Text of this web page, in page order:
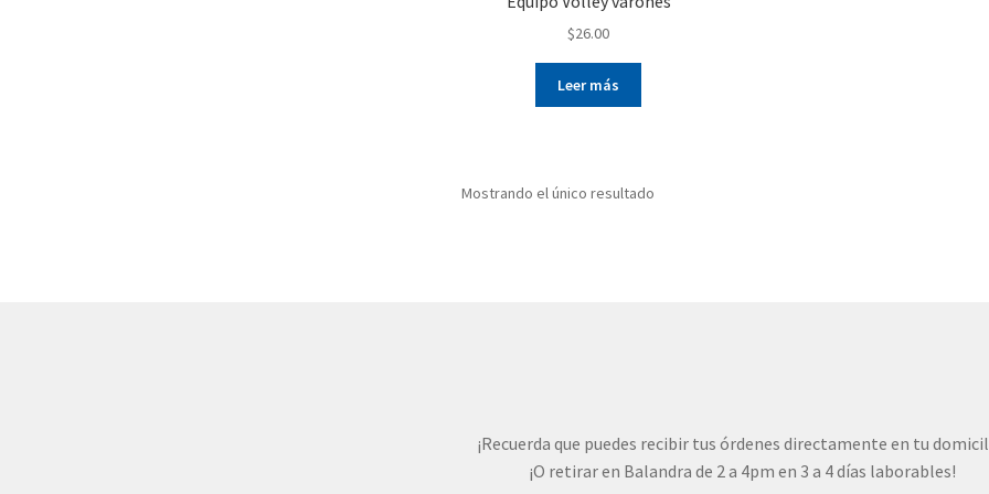
$26.00
Leer más
Mostrando el único resultado
¡Recuerda que puedes recibir tus órdenes directamente en tu
¡O retirar en Balandra de 2 a 4pm en 3 a 4 días laborables!